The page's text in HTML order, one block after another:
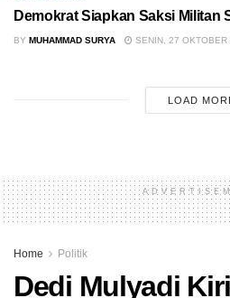
Demokrat Siapkan Saksi Militan
BY MUHAMMAD SURYA SENIN, 27 OKTOBER
LOAD
Home Politik
Dedi Mulyadi